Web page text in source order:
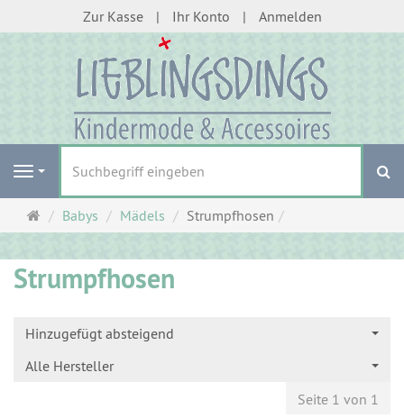
Zur Kasse Ihr Konto Anmelden
Navigation
Startseite
Babys Mädels Strumpfhosen
Strumpfhosen
Hinzugefügt absteigend
Alle Hersteller
Seite 1 von 1